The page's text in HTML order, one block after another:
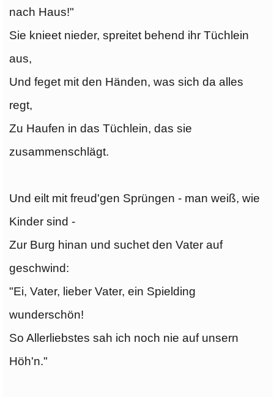
nach Haus!"
Sie knieet nieder, spreitet behend ihr Tüchlein
aus,
Und feget mit den Händen, was sich da alles
regt,
Zu Haufen in das Tüchlein, das sie
zusammenschlägt.
Und eilt mit freud'gen Sprüngen - man weiß, wie
Kinder sind -
Zur Burg hinan und suchet den Vater auf
geschwind:
"Ei, Vater, lieber Vater, ein Spielding
wunderschön!
So Allerliebstes sah ich noch nie auf unsern
Höh'n."